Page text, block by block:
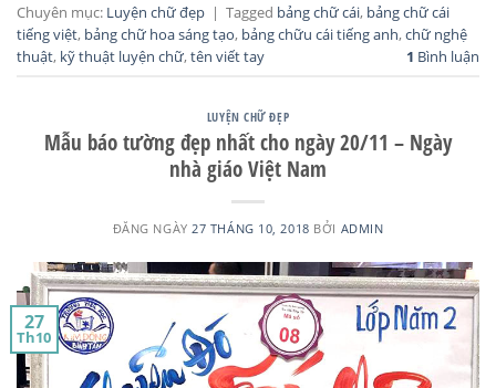
Chuyên mục: Luyện chữ đẹp | Tagged bảng chữ cái, bảng chữ cái
tiếng việt, bảng chữ hoa sáng tạo, bảng chữu cái tiếng anh,chữ nghệ
thuật, kỹ thuật luyện chữ,tên viết tay 1 Bình luận
LUYỆN CHỮ ĐẸP
Mẫu báo tường đẹp nhất cho ngày 20/11 – Ngày
nhà giáo Việt Nam
ĐĂNG NGÀY 27 THÁNG 10, 2018 BỞI ADMIN
27
Th10